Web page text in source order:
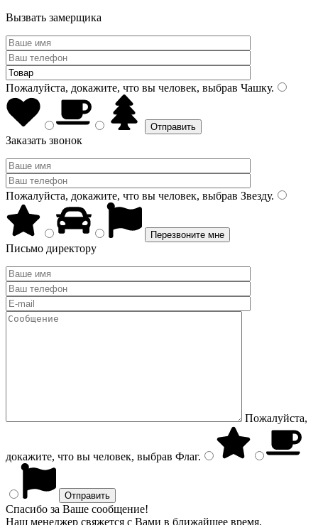
Вызвать замерщика
Пожалуйста, докажите, что вы человек, выбрав Чашку.
Заказать звонок
Пожалуйста, докажите, что вы человек, выбрав Звезду.
Письмо директору
Пожалуйста,
докажите, что вы человек, выбрав Флаг.
Спасибо за Ваше сообщение!
Наш менеджер свяжется с Вами в ближайшее время.